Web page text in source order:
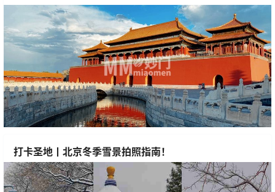
打卡圣地丨北京冬季雪景拍照指南！